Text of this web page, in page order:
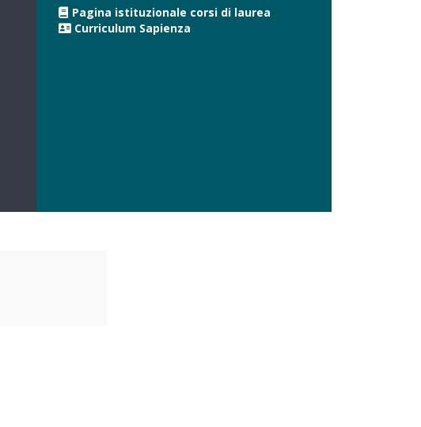
Pagina istituzionale corsi di laurea
Curriculum Sapienza